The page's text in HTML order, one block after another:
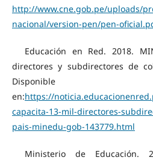
http://www.cne.gob.pe/uploads/
nacional/version-pen/pen-
Educación en Red. 2018.
directores y subdirectores de
Disponible
en:https://
capacita-13-mil-directores-
pais-minedu-gob-143779.html
Ministerio de Educación.